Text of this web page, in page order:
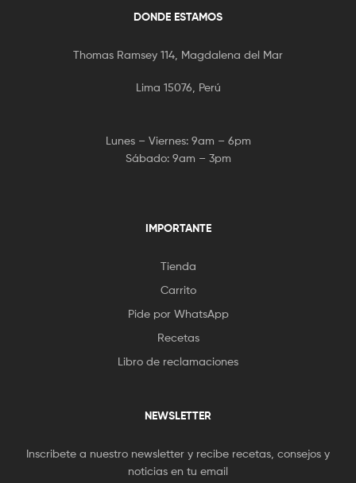
DONDE ESTAMOS
Thomas Ramsey 114, Magdalena del Mar
Lima 15076, Perú
Lunes – Viernes: 9am – 6pm
Sábado: 9am – 3pm
IMPORTANTE
Tienda
Carrito
Pide por WhatsApp
Recetas
Libro de reclamaciones
NEWSLETTER
Inscribete a nuestro newsletter y recibe recetas, consejos y
noticias en tu email